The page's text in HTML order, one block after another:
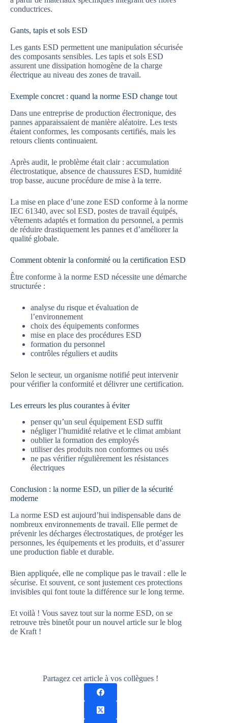
conductrices.
Gants, tapis et sols ESD
Les gants ESD permettent une manipulation sécurisée
des composants sensibles. Les tapis et sols ESD
assurent une dissipation homogène de la charge
électrique au niveau des zones de travail.
Exemple concret : quand la norme ESD change tout
Dans une entreprise de production électronique, des
pannes apparaissaient de manière aléatoire. Les tests
étaient conformes, les composants certifiés, mais les
retours clients continuaient.
Après audit, le problème était clair : accumulation
électrostatique, absence de chaussures ESD, humidité
trop basse, aucune procédure de mise à la terre.
La mise en place d’une zone ESD conforme à la norme
IEC 61340, avec sol ESD, postes de travail équipés,
vêtements adaptés et formation du personnel, a permis
de réduire drastiquement les pannes et d’améliorer la
qualité globale.
Comment obtenir la conformité ou la certification ESD
Être conforme à la norme ESD nécessite une démarche
structurée :
analyse du risque et évaluation de
l’environnement
choix des équipements conformes
mise en place des procédures ESD
formation du personnel
contrôles réguliers et audits
Selon le secteur, un organisme notifié peut intervenir
pour vérifier la conformité et délivrer une certification.
Les erreurs les plus courantes à éviter
penser qu’un seul équipement ESD suffit
négliger l’humidité relative et le climat ambiant
oublier la formation des employés
utiliser des produits non conformes ou usés
ne pas vérifier régulièrement les résistances
électriques
Conclusion : la norme ESD, un pilier de la sécurité
moderne
La norme ESD est aujourd’hui indispensable dans de
nombreux environnements de travail. Elle permet de
prévenir les décharges électrostatiques, de protéger les
personnes, les équipements et les produits, et d’assurer
une production fiable et durable.
Bien appliquée, elle ne complique pas le travail : elle le
sécurise. Et souvent, ce sont justement ces protections
invisibles qui font toute la différence sur le long terme.
Et voilà ! Vous savez tout sur la norme ESD, on se
retrouve très binetôt pour un nouvel article sur le blog
de Kraft !
Partagez cet article à vos collègues !